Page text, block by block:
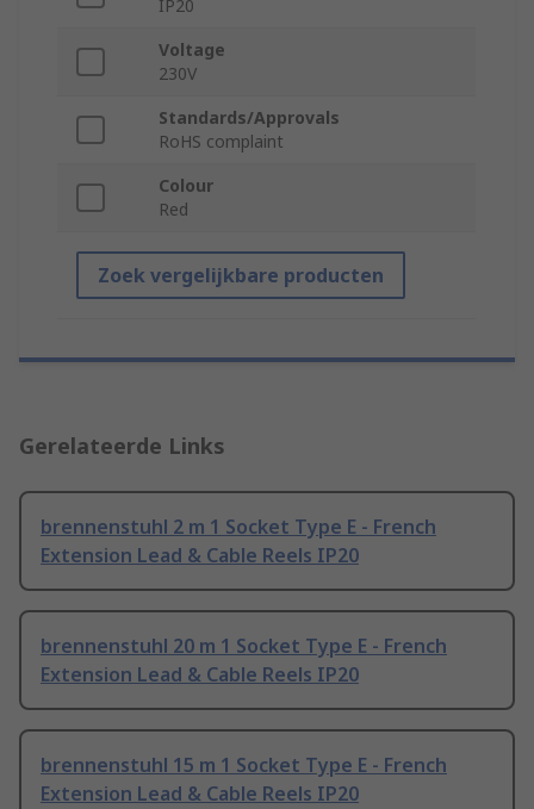
IP20
Voltage
230V
Standards/Approvals
RoHS complaint
Colour
Red
Zoek vergelijkbare producten
Gerelateerde Links
brennenstuhl 2 m 1 Socket Type E - French
Extension Lead & Cable Reels IP20
brennenstuhl 20 m 1 Socket Type E - French
Extension Lead & Cable Reels IP20
brennenstuhl 15 m 1 Socket Type E - French
Extension Lead & Cable Reels IP20